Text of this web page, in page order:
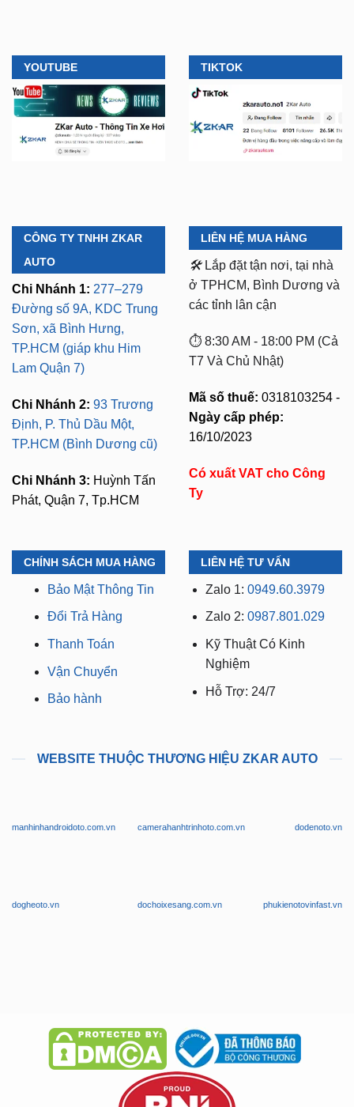
YOUTUBE TIKTOK
CÔNG TY TNHH ZKAR
AUTO
Chi Nhánh 1: 277–279
Đường số 9A, KDC Trung
Sơn, xã Bình Hưng,
TP.HCM (giáp khu Him
Lam Quận 7)
Chi Nhánh 2: 93 Trương
Định, P. Thủ Dầu Một,
TP.HCM (Bình Dương cũ)
Chi Nhánh 3: Huỳnh Tấn
Phát, Quận 7, Tp.HCM
LIÊN HỆ MUA HÀNG
🛠️ Lắp đặt tận nơi, tại nhà
ở TPHCM, Bình Dương và
các tỉnh lân cận
⏱️ 8:30 AM - 18:00 PM (Cả
T7 Và Chủ Nhật)
Mã số thuế: 0318103254 -
Ngày cấp phép:
16/10/2023
Có xuất VAT cho Công
Ty
CHÍNH SÁCH MUA HÀNG
Bảo Mật Thông Tin
Đổi Trả Hàng
Thanh Toán
Vận Chuyển
Bảo hành
LIÊN HỆ TƯ VẤN
Zalo 1: 0949.60.3979
Zalo 2: 0987.801.029
Kỹ Thuật Có Kinh
Nghiệm
Hỗ Trợ: 24/7
WEBSITE THUỘC THƯƠNG HIỆU ZKAR AUTO
manhinhandroidoto.com.vn camerahanhtrinhoto.com.vn dodenoto.vn
dogheoto.vn dochoixesang.com.vn phukienotovinfast.vn